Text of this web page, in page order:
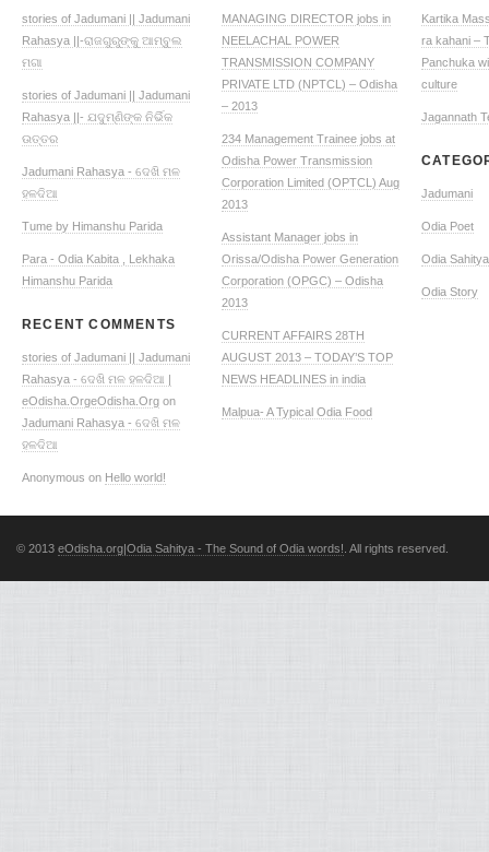
stories of Jadumani || Jadumani
Rahasya ||-ରାଜଗୁରୁଙ୍କୁ ଆମ୍ବୁଲ
ମଗା
stories of Jadumani || Jadumani
Rahasya ||- ଯଦୁମ୍ଣିଙ୍କ ନିର୍ଭିକ
ଉତ୍ତର
Jadumani Rahasya - ଦେଖି ମଳ
ହଳଦିଆ
Tume by Himanshu Parida
Para - Odia Kabita , Lekhaka
Himanshu Parida
RECENT COMMENTS
stories of Jadumani || Jadumani
Rahasya - ଦେଖି ମଳ ହଳଦିଆ |
eOdisha.OrgeOdisha.Org on
Jadumani Rahasya - ଦେଖି ମଳ
ହଳଦିଆ
Anonymous on Hello world!
MANAGING DIRECTOR jobs in
NEELACHAL POWER
TRANSMISSION COMPANY
PRIVATE LTD (NPTCL) – Odisha
– 2013
234 Management Trainee jobs at
Odisha Power Transmission
Corporation Limited (OPTCL) Aug
2013
Assistant Manager jobs in
Orissa/Odisha Power Generation
Corporation (OPGC) – Odisha
2013
CURRENT AFFAIRS 28TH
AUGUST 2013 – TODAY’S TOP
NEWS HEADLINES in india
Malpua- A Typical Odia Food
Kartika
ra kahani –
Panchuka
culture
Jagannath
Jadumani
Odia Poet
Odia Sahitya
Odia Story
© 2013 eOdisha.org|Odia Sahitya - The Sound of Odia words! . All rights reserved.